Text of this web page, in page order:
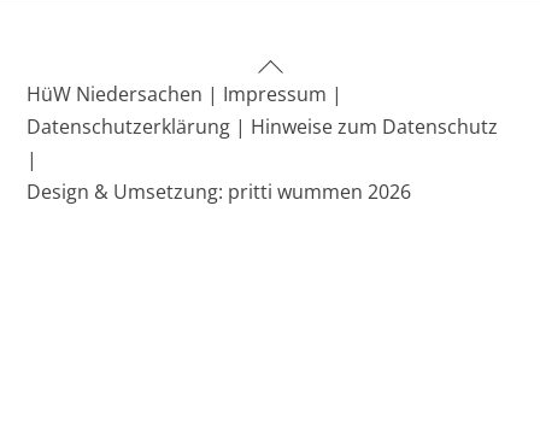
Back
To
Top
HüW Niedersachen | Impressum |
Datenschutzerklärung | Hinweise zum Datenschutz
|
Design & Umsetzung: pritti wummen 2026